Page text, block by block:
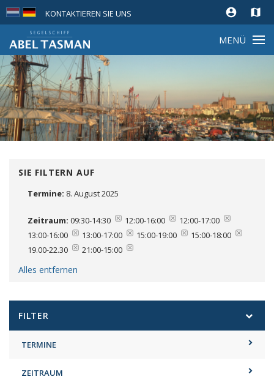
account_circle map
KONTAKTIEREN SIE UNS
MENÜ
SIE FILTERN AUF
Termine: 8. August 2025
Zeitraum: 09:30-14:30 12:00-16:00
12:00-17:00
13:00-16:00
13:00-17:00 15:00-19:00
15:00-18:00
19.00-22.30
21:00-15:00
Alles entfernen
FILTER
TERMINE
ZEITRAUM